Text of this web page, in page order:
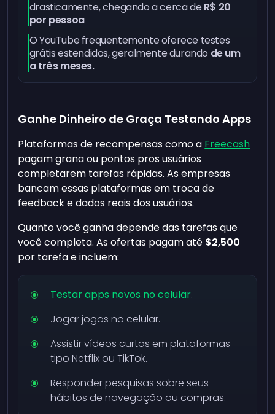
drasticamente, chegando a cerca de R$ 20
por pessoa
O YouTube frequentemente oferece testes
grátis estendidos, geralmente durando de um
a três meses.
Ganhe Dinheiro de Graça Testando Apps
Plataformas de recompensas como a Freecash
pagam grana ou pontos pros usuários
completarem tarefas rápidas. As empresas
bancam essas plataformas em troca de
feedback e dados reais dos usuários.
Quanto você ganha depende das tarefas que
você completa. As ofertas pagam até $2,500
por tarefa e incluem:
Testar apps novos no celular.
Jogar jogos no celular.
Assistir vídeos curtos em plataformas
tipo Netflix ou TikTok.
Responder pesquisas sobre seus
hábitos de navegação ou compras.